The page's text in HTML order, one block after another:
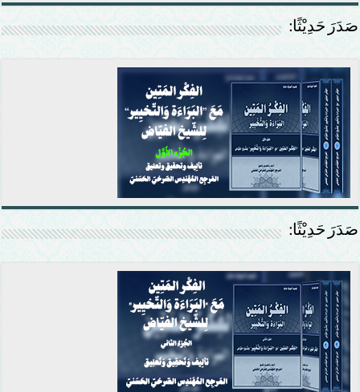
صَدَرَ حَدِيْثًا:
صَدَرَ حَدِيْثًا: